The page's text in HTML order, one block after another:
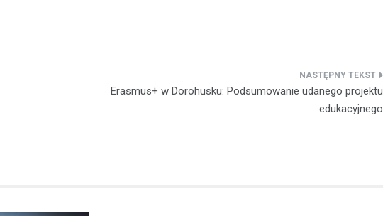
Erasmus+ w Dorohusku: Podsumowanie udanego projektu
edukacyjnego